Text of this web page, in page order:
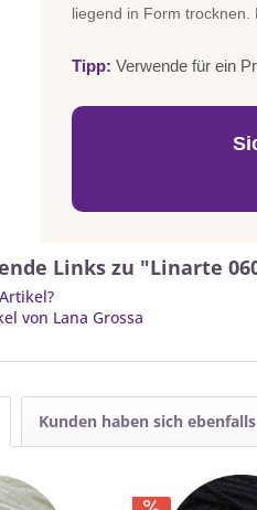
liegend in Form trocknen.
Tipp: Verwende für ein
Links zu "Linarte
von Lana Grossa
Kunden haben sich